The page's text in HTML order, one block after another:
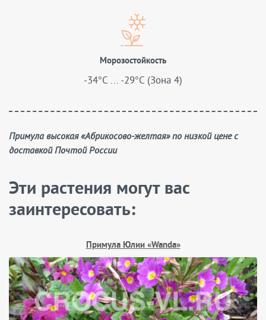
Морозостойкость
-34°C ... -29°C (Зона 4)
Примула высокая «Абрикосово-желтая» по низкой цене с
доставкой Почтой России
Эти растения могут вас
заинтересовать:
Примула Юлии «Wanda»